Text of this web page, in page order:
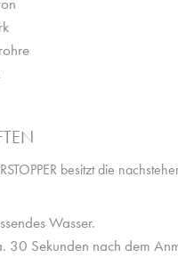
besitzt die
Wasser.
30 Sekunden nach dem